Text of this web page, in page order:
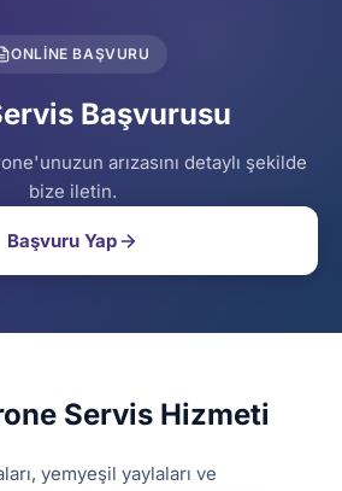
ONLINE BAŞVURU
Başvurusu
arızasını detaylı şekilde
bize iletin.
Başvuru Yap
Servis Hizmeti
yemyeşil yaylaları ve